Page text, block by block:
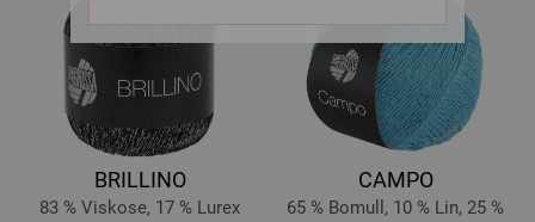
BRILLINO
83 % Viskose, 17 % Lurex
CAMPO
65 % Bomull, 10 % Lin, 25 %